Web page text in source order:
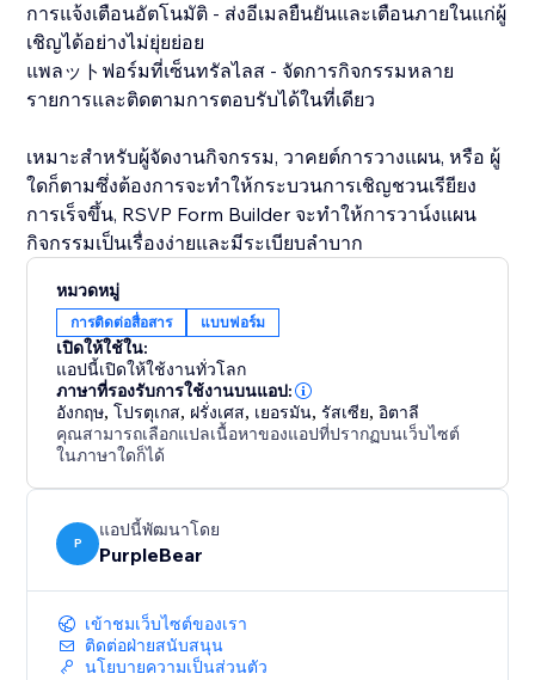
การแจ้งเตือนอัตโนมัติ - ส่งอีเมลยืนยันและเตือนภายในแก่ผู้
เชิญได้อย่างไม่ยุ่ยย่อย
แพลットฟอร์มที่เซ็นทรัลไลส - จัดการกิจกรรมหลาย
รายการและติดตามการตอบรับได้ในที่เดียว
เหมาะสำหรับผู้จัดงานกิจกรรม, วาคยต์การวางแผน, หรือ ผู้
ใดก็ตามซึ่งต้องการจะทำให้กระบวนการเชิญชวนเรียียง
การเร็จขึ้น, RSVP Form Builder จะทำให้การวาน์งแผน
กิจกรรมเป็นเรื่องง่ายและมีระเบียบลำบาก
หมวดหมู่
การติดต่อสื่อสาร แบบฟอร์ม
เปิดให้ใช้ใน:
แอปนี้เปิดให้ใช้งานทั่วโลก
ภาษาที่รองรับการใช้งานบนแอป:
อังกฤษ,โปรตุเกส, ฝรั่งเศส, เยอรมัน,รัสเซีย,อิตาลี
คุณสามารถเลือกแปลเนื้อหาของแอปที่ปรากฏบนเว็บไซต์
ในภาษาใดก็ได้
P
แอปนี้พัฒนาโดย
PurpleBear
เข้าชมเว็บไซต์ของเรา
ติดต่อฝ่ายสนับสนุน
นโยบายความเป็นส่วนตัว